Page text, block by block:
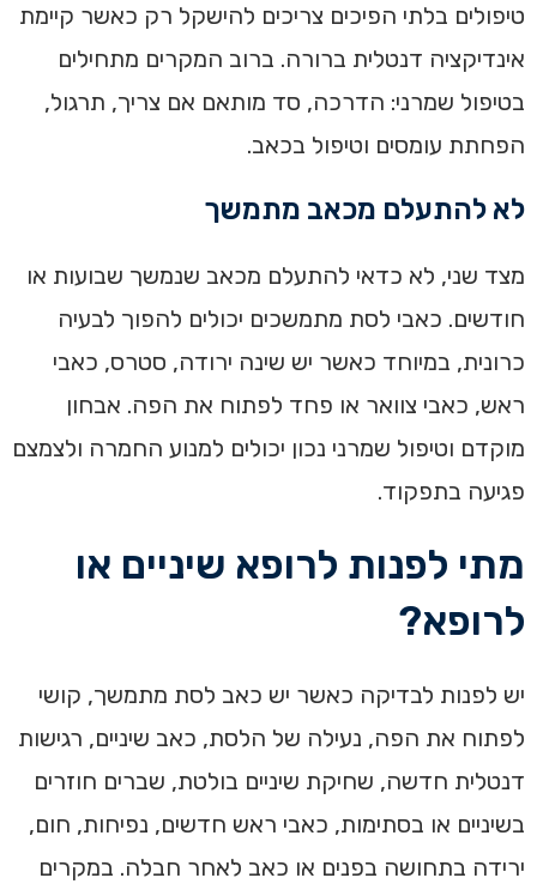
טיפולים בלתי הפיכים צריכים להישקל רק כאשר קיימת
אינדיקציה דנטלית ברורה. ברוב המקרים מתחילים
בטיפול שמרני: הדרכה, סד מותאם אם צריך, תרגול,
הפחתת עומסים וטיפול בכאב.
לא להתעלם מכאב מתמשך
מצד שני, לא כדאי להתעלם מכאב שנמשך שבועות או
חודשים. כאבי לסת מתמשכים יכולים להפוך לבעיה
כרונית, במיוחד כאשר יש שינה ירודה, סטרס, כאבי
ראש, כאבי צוואר או פחד לפתוח את הפה. אבחון
מוקדם וטיפול שמרני נכון יכולים למנוע החמרה ולצמצם
פגיעה בתפקוד.
מתי לפנות לרופא שיניים או
לרופא?
יש לפנות לבדיקה כאשר יש כאב לסת מתמשך, קושי
לפתוח את הפה, נעילה של הלסת, כאב שיניים, רגישות
דנטלית חדשה, שחיקת שיניים בולטת, שברים חוזרים
בשיניים או בסתימות, כאבי ראש חדשים, נפיחות, חום,
ירידה בתחושה בפנים או כאב לאחר חבלה. במקרים